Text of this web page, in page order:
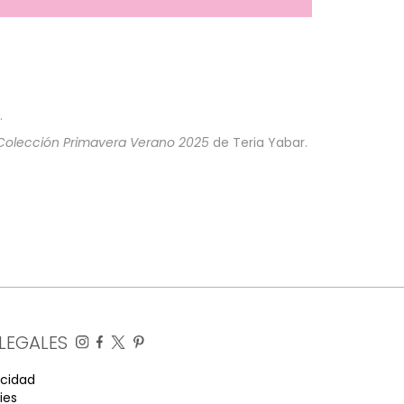
Primavera Verano 2025de Teria Yabar.